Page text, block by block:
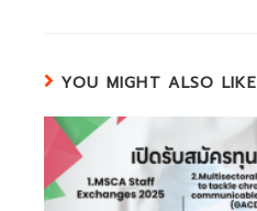
YOU MIGHT ALSO LIKE